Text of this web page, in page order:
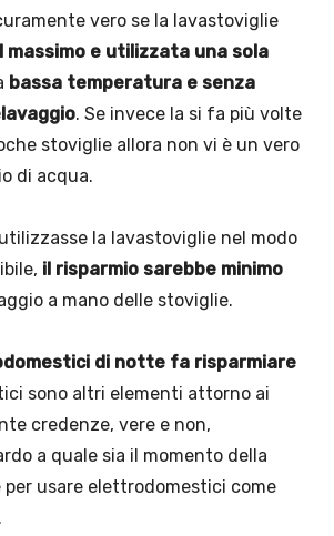
vero se la lavastoviglie
massimo e utilizzata una sola
bassa temperatura e senza
. Se invece la si fa più volte
stoviglie allora non vi è un vero
di acqua.
la lavastoviglie nel modo
il risparmio sarebbe minimo
a mano delle stoviglie.
di notte fa risparmiare
sono altri elementi attorno ai
credenze, vere e non,
a quale sia il momento della
usare elettrodomestici come